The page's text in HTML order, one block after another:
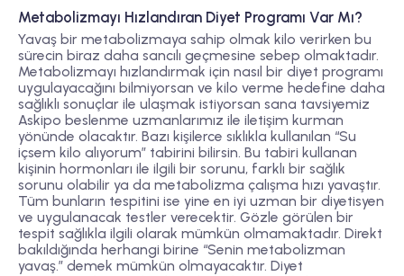
Metabolizmayı Hızlandıran Diyet Programı Var Mı?
Yavaş bir metabolizmaya sahip olmak kilo verirken bu
sürecin biraz daha sancılı geçmesine sebep olmaktadır.
Metabolizmayı hızlandırmak için nasıl bir diyet programı
uygulayacağını bilmiyorsan ve kilo verme hedefine daha
sağlıklı sonuçlar ile ulaşmak istiyorsan sana tavsiyemiz
Askipo beslenme uzmanlarımız ile iletişim kurman
yönünde olacaktır. Bazı kişilerce sıklıkla kullanılan “Su
içsem kilo alıyorum” tabirini bilirsin. Bu tabiri kullanan
kişinin hormonları ile ilgili bir sorunu, farklı bir sağlık
sorunu olabilir ya da metabolizma çalışma hızı yavaştır.
Tüm bunların tespitini ise yine en iyi uzman bir diyetisyen
ve uygulanacak testler verecektir. Gözle görülen bir
tespit sağlıkla ilgili olarak mümkün olmamaktadır. Direkt
bakıldığında herhangi birine “Senin metabolizman
yavaş.” demek mümkün olmayacaktır. Diyet